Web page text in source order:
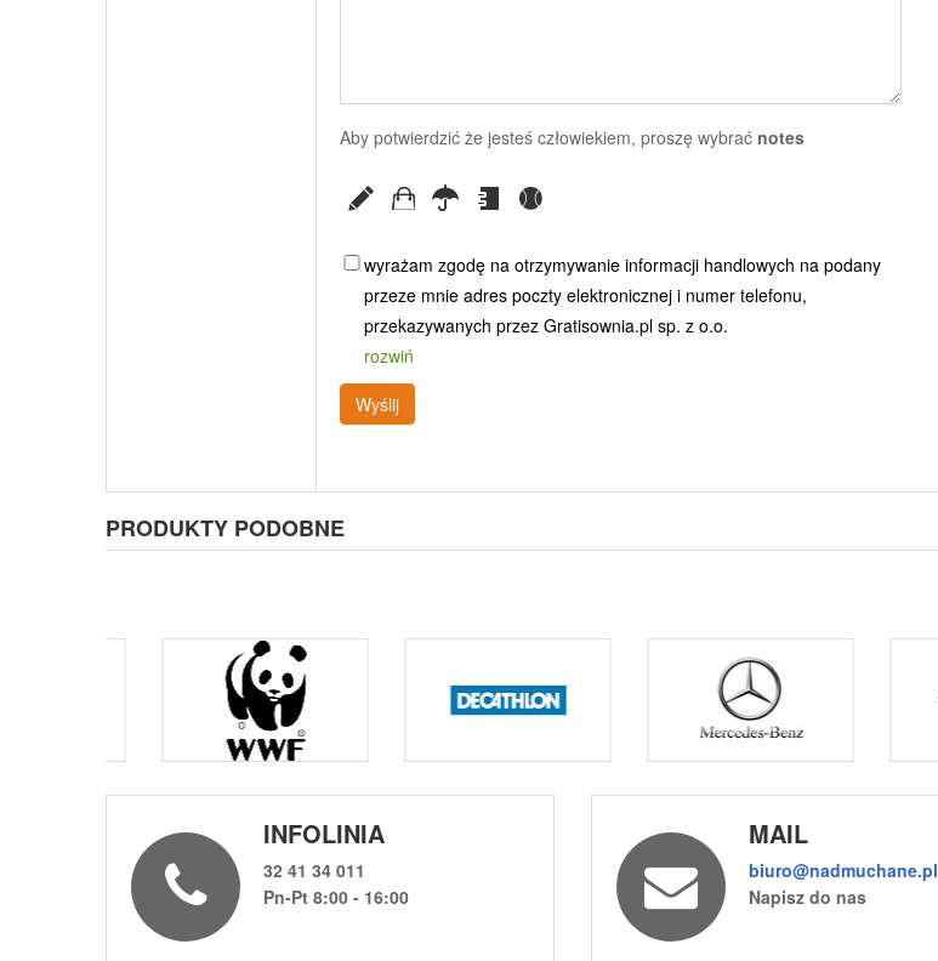
Aby potwierdzić że jesteś człowiekiem, proszę wybrać notes
wyrażam zgodę na otrzymywanie informacji handlowych na podany
przeze mnie adres poczty elektronicznej i numer telefonu,
przekazywanych przez Gratisownia.pl sp. z o.o.
rozwiń
Wyślij
PRODUKTY PODOBNE
INFOLINIA
32 41 34 011
Pn-Pt 8:00 - 16:00
MAIL
biuro@nadmuchane.pl
Napisz do nas